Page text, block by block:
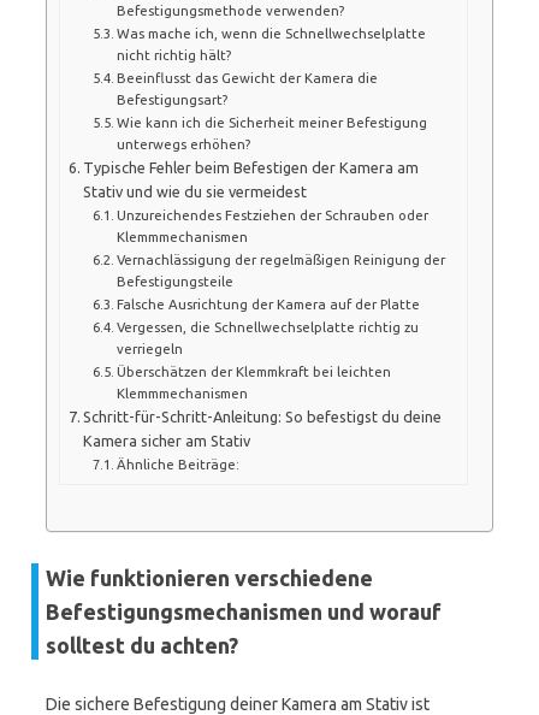
Befestigungsmethode verwenden?
Was mache ich, wenn die Schnellwechselplatte
nicht richtig hält?
Beeinflusst das Gewicht der Kamera die
Befestigungsart?
Wie kann ich die Sicherheit meiner Befestigung
unterwegs erhöhen?
Typische Fehler beim Befestigen der Kamera am
Stativ und wie du sie vermeidest
Unzureichendes Festziehen der Schrauben oder
Klemmmechanismen
Vernachlässigung der regelmäßigen Reinigung der
Befestigungsteile
Falsche Ausrichtung der Kamera auf der Platte
Vergessen, die Schnellwechselplatte richtig zu
verriegeln
Überschätzen der Klemmkraft bei leichten
Klemmmechanismen
Schritt-für-Schritt-Anleitung: So befestigst du deine
Kamera sicher am Stativ
Ähnliche Beiträge:
Wie funktionieren verschiedene
Befestigungsmechanismen und worauf
solltest du achten?
Die sichere Befestigung deiner Kamera am Stativ ist